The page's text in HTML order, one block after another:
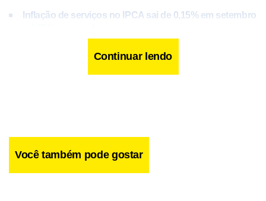
Inflação de serviços no IPCA sai de 0,15% em setembro
As operações comerciais das companhias aéreas deverão
Continuar lendo
Você também pode gostar